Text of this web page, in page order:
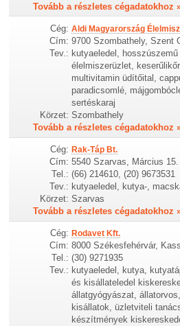
Tovább a részletes cégadatokhoz
Cég: Aldi Magyarország
Cím: 9700 Szombathely, Szent
Tev.: kutyaeledel,
élelmiszerüzlet,
multivitamin üdítőital,
paradicsomlé,
sertéskaraj
Körzet: Szombathely
Tovább a részletes cégadatokhoz
Cég: Rak-Táp Bt.
Cím: 5540 Szarvas, Március
Tel.: (66) 214610, (20) 9673531
Tev.: kutyaeledel, kutya-,
Körzet: Szarvas
Tovább a részletes cégadatokhoz
Cég: Rodavet Kft.
Cím: 8000 Székesfehérvár,
Tel.: (30) 9271935
Tev.: kutyaeledel, kutya,
és kisállateledel
állatgyógyászat,
kisállatok, üzletviteli
készítmények